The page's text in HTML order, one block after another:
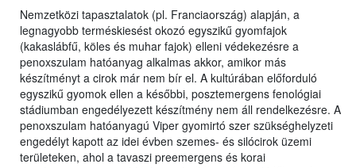
Nemzetközi tapasztalatok (pl. Franciaország) alapján, a
legnagyobb terméskiesést okozó egyszikű gyomfajok
(kakaslábfű, köles és muhar fajok) elleni védekezésre a
penoxszulam hatóanyag alkalmas akkor, amikor más
készítményt a cirok már nem bír el. A kultúrában előforduló
egyszikű gyomok ellen a későbbi, posztemergens fenológiai
stádiumban engedélyezett készítmény nem áll rendelkezésre. A
penoxszulam hatóanyagú Viper gyomirtó szer szükséghelyzeti
engedélyt kapott az idei évben szemes- és silócirok üzemi
területeken, ahol a tavaszi preemergens és korai